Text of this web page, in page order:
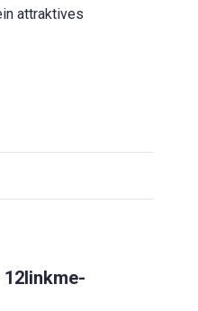
attraktives